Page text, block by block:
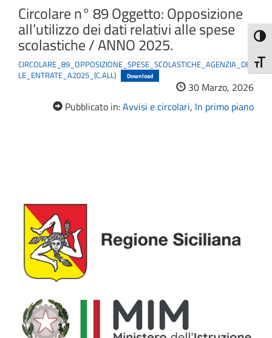
Circolare n° 89 Oggetto: Opposizione
all’utilizzo dei dati relativi alle spese
scolastiche / ANNO 2025.
CIRCOLARE_89_OPPOSIZIONE_SPESE_SCOLASTICHE_AGENZIA_DEL
LE_ENTRATE_A2025_(C.ALL)
Download
30 Marzo, 2026
Pubblicato in:Avvisi e circolari, In primo piano